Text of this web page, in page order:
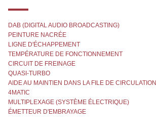
DAB (DIGITAL AUDIO BROADCASTING)
PEINTURE NACRÉE
LIGNE D'ÉCHAPPEMENT
TEMPÉRATURE DE FONCTIONNEMENT
CIRCUIT DE FREINAGE
QUASI-TURBO
AIDE AU MAINTIEN DANS LA FILE DE CIRCULATION
4MATIC
MULTIPLEXAGE (SYSTÈME ÉLECTRIQUE)
ÉMETTEUR D'EMBRAYAGE